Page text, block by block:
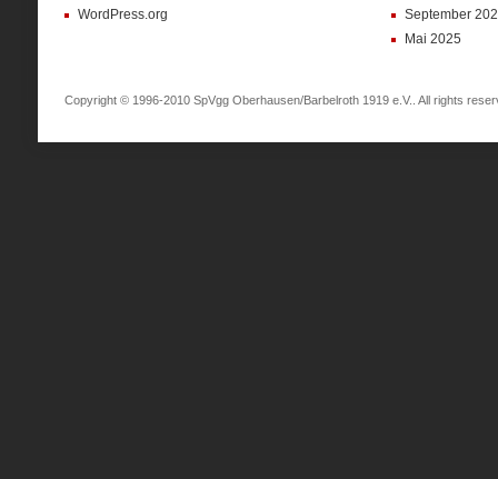
WordPress.org
September
Mai 2025
Copyright © 1996-2010 SpVgg Oberhausen/Barbelroth 1919 e.V.. All rights